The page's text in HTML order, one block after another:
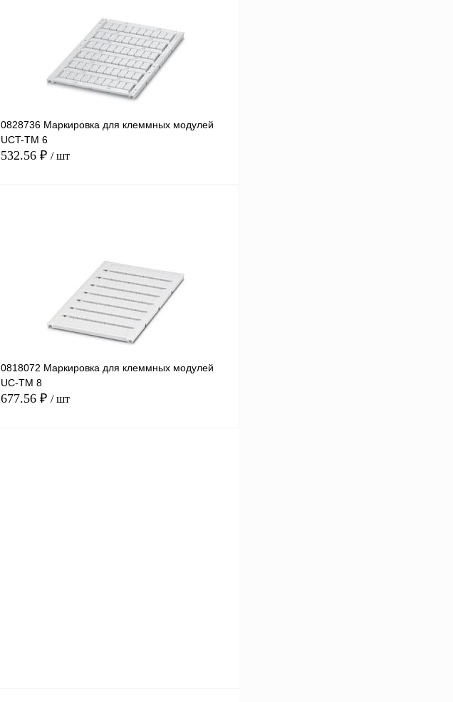
0828736 Маркировка для клеммных модулей
UCT-TM 6
532.56 ₽ / шт
наличии
0818072 Маркировка для клеммных модулей
UC-TM 8
677.56 ₽ / шт